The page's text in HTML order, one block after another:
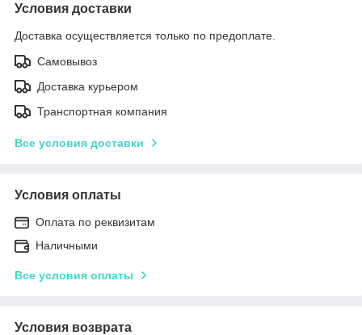
Условия доставки
Доставка осуществляется только по предоплате.
Самовывоз
Доставка курьером
Транспортная компания
Все условия доставки
Условия оплаты
Оплата по реквизитам
Наличными
Все условия оплаты
Условия возврата